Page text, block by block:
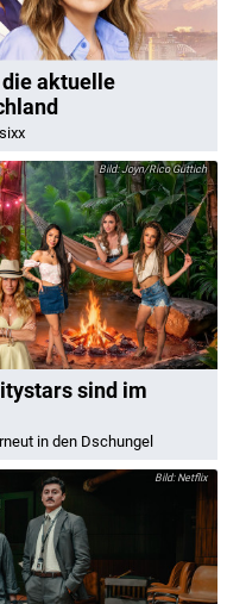
die aktuelle
Joyn/Rico Güttich
sind im
in den Dschungel
Netflix